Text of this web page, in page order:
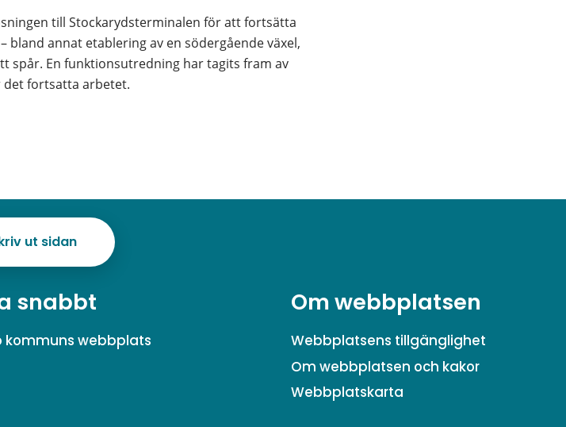
till Stockarydsterminalen för att fortsätta
bland annat etablering av en södergående växel,
spår. En funktionsutredning har tagits fram av
det fortsatta arbetet.
ut sidan
snabbt
kommuns webbplats
Om webbplatsen
Webbplatsens tillgänglighet
Om webbplatsen och kakor
Webbplatskarta